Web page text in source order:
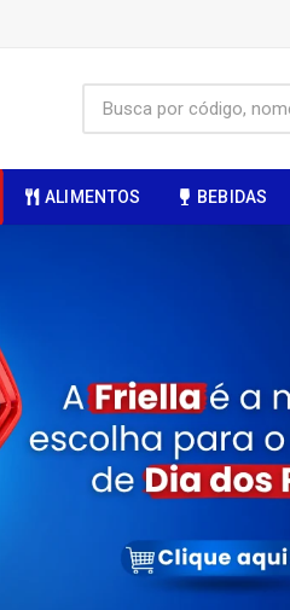
ALIMENTOS BEBIDAS